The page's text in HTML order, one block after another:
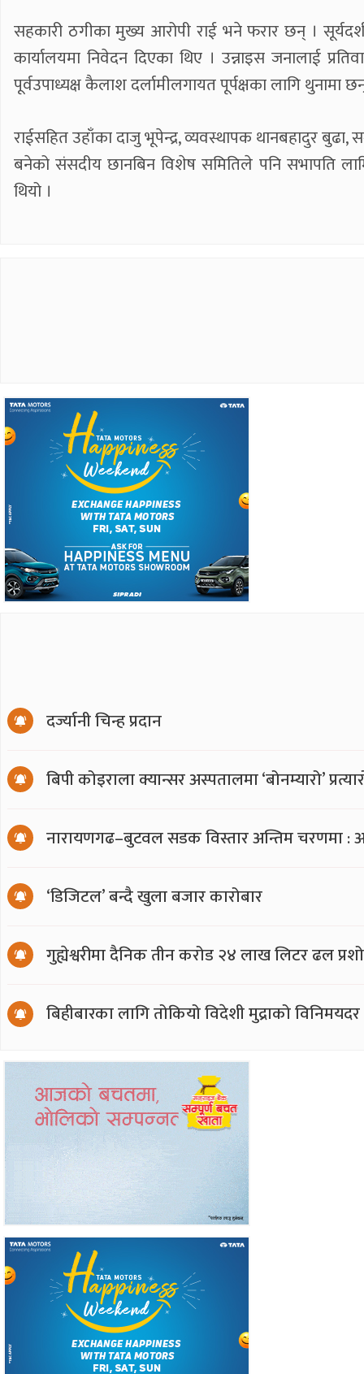
सहकारी ठगीका मुख्य आरोपी राई भने फरार छन् ।
कार्यालयमा निवेदन दिएका थिए । उन्नाइस जनालाई
पूर्वउपाध्यक्ष कैलाश दर्लामीलगायत पूर्पक्षका लागि थुनामा
राईसहित उहाँका दाजु भूपेन्द्र, व्यवस्थापक थानबहादुर
बनेको संसदीय छानबिन विशेष समितिले पनि सभापति
थियो ।
दर्ज्यानी चिन्ह प्रदान
बिपी कोइराला क्यान्सर अस्पतालमा ‘बोनम्यारो’
नारायणगढ–बुटवल सडक विस्तार अन्तिम चरणमा :
‘डिजिटल’ बन्दै खुला बजार कारोबार
गुह्येश्वरीमा दैनिक तीन करोड २४ लाख लिटर ढल
बिहीबारका लागि तोकियो विदेशी मुद्राको विनिमयदर